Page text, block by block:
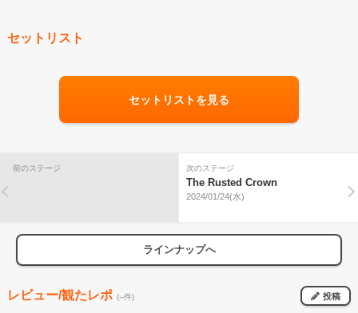
セットリスト
セットリストを見る
前のステージ 次のステージ
The Rusted Crown
2024/01/24(水)
ラインナップへ
レビュー/観たレポ (--件) 投稿